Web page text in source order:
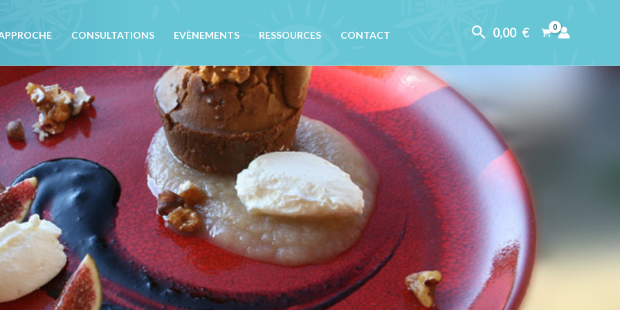
CONSULTATIONS EVÈNEMENTS RESSOURCES CONTACT Rechercher
0,00 €